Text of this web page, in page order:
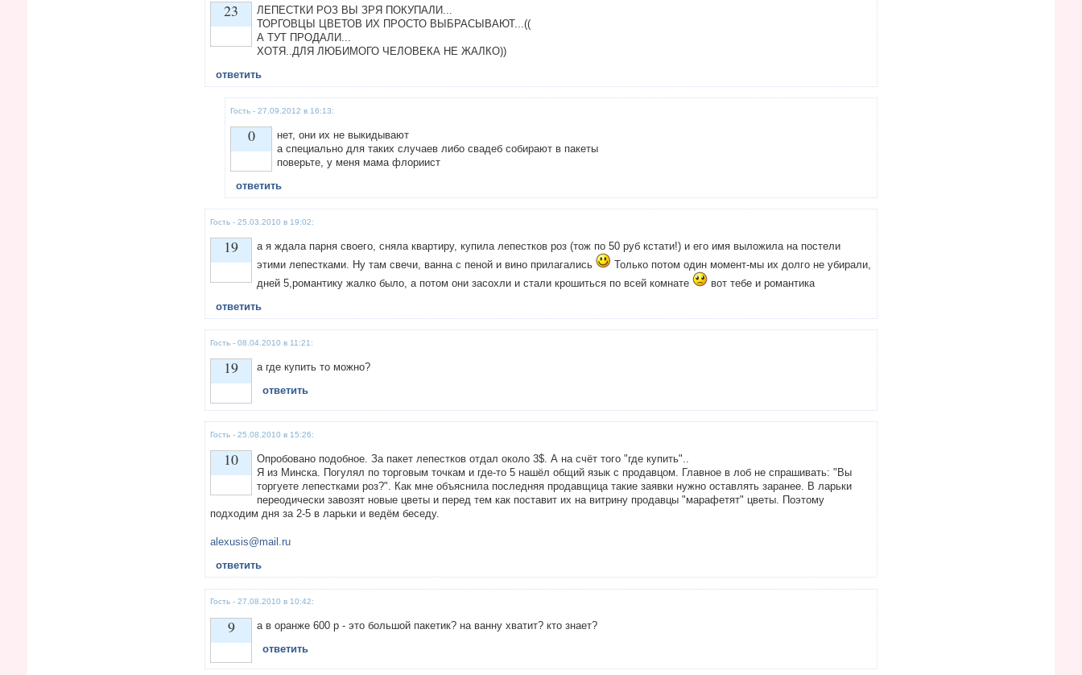
23
ЛЕПЕСТКИ РОЗ ВЫ ЗРЯ ПОКУПАЛИ...
ТОРГОВЦЫ ЦВЕТОВ ИХ ПРОСТО ВЫБРАСЫВАЮТ...((
А ТУТ ПРОДАЛИ...
ХОТЯ..ДЛЯ ЛЮБИМОГО ЧЕЛОВЕКА НЕ ЖАЛКО))
ответить
Гость - 27.09.2012 в 16:13:
0
нет, они их не выкидывают
а специально для таких случаев либо свадеб собирают в пакеты
поверьте, у меня мама флориист
ответить
Гость - 25.03.2010 в 19:02:
19
а я ждала парня своего, сняла квартиру, купила лепестков роз (тож по 50 руб кстати!) и его имя выложила на постели
этими лепестками. Ну там свечи, ванна с пеной и вино прилагались
Только потом один момент-мы их долго не убирали,
дней 5,романтику жалко было, а потом они засохли и стали крошиться по всей комнате
вот тебе и романтика
ответить
Гость - 08.04.2010 в 11:21:
19
Vote up!
а где купить то можно?
ответить
Гость - 25.08.2010 в 15:26:
10
Опробовано подобное. За пакет лепестков отдал около 3$. А на счёт того "где купить"..
Я из Минска. Погулял по торговым точкам и где-то 5 нашёл общий язык с продавцом. Главное в лоб не спрашивать: "Вы
торгуете лепестками роз?". Как мне объяснила последняя продавщица такие заявки нужно оставлять заранее. В ларьки
переодически завозят новые цветы и перед тем как поставит их на витрину продавцы "марафетят" цветы. Поэтому
подходим дня за 2-5 в ларьки и ведём беседу.
alexusis@mail.ru
ответить
Гость - 27.08.2010 в 10:42:
9
Vote up!
а в оранже 600 р - это большой пакетик? на ванну хватит? кто знает?
ответить